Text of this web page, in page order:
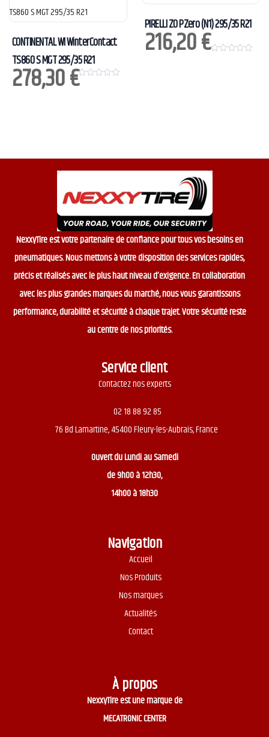
f
5
CONTINENTAL WI WinterContact
TS860 S MGT 295/35 R21
278,30€0
PIRELLI ZO PZero (N1) 295/35 R21
216,20€
NexxyTire est votre partenaire de confiance pour tous vos besoins en
pneumatiques. Nous mettons à votre disposition des services rapides,
précis et réalisés avec le plus haut niveau d’exigence. En collaboration
avec les plus grandes marques du marché, nous vous garantissons
performance, durabilité et sécurité à chaque trajet. Votre sécurité reste
au centre de nos priorités.
Service client
Contactez nos experts
02 18 88 92 85
76 Bd Lamartine, 45400 Fleury-les-Aubrais, France
Ouvert duLundi au Samedi
de 9h00 à 12h30,
14h00 à 18h30
Navigation
Accueil
Nos Produits
Nos marques
Actualités
Contact
À propos
NexxyTire est une marque de
MECATRONIC CENTER